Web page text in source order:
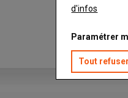
d'infos
Paramétrer
Tout refuser